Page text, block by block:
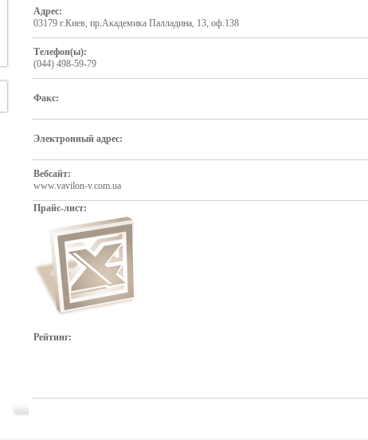
Адрес:
03179 г.Киев, пр.Академика Палладина, 13, оф.138
Телефон(ы):
(044) 498-59-79
Факс:
Электронный адрес:
Вебсайт:
www.vavilon-v.com.ua
Прайс-лист:
Рейтинг: